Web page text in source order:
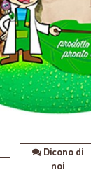
Dicono di
noi